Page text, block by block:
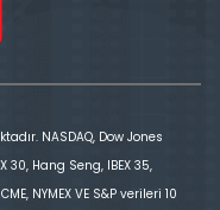
NASDAQ, Dow Jones
30, Hang Seng, IBEX 35,
NYMEX VE S&P verileri 10